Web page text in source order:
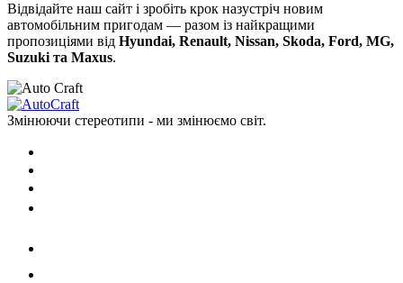
Відвідайте наш сайт і зробіть крок назустріч новим
автомобільним пригодам — разом із найкращими
пропозиціями від Hyundai, Renault, Nissan, Skoda, Ford, MG,
Suzuki та Maxus.
Змінюючи стереотипи - ми змінюємо світ.